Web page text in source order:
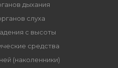
дыхания
слуха
с высоты
средства
(наколенники)